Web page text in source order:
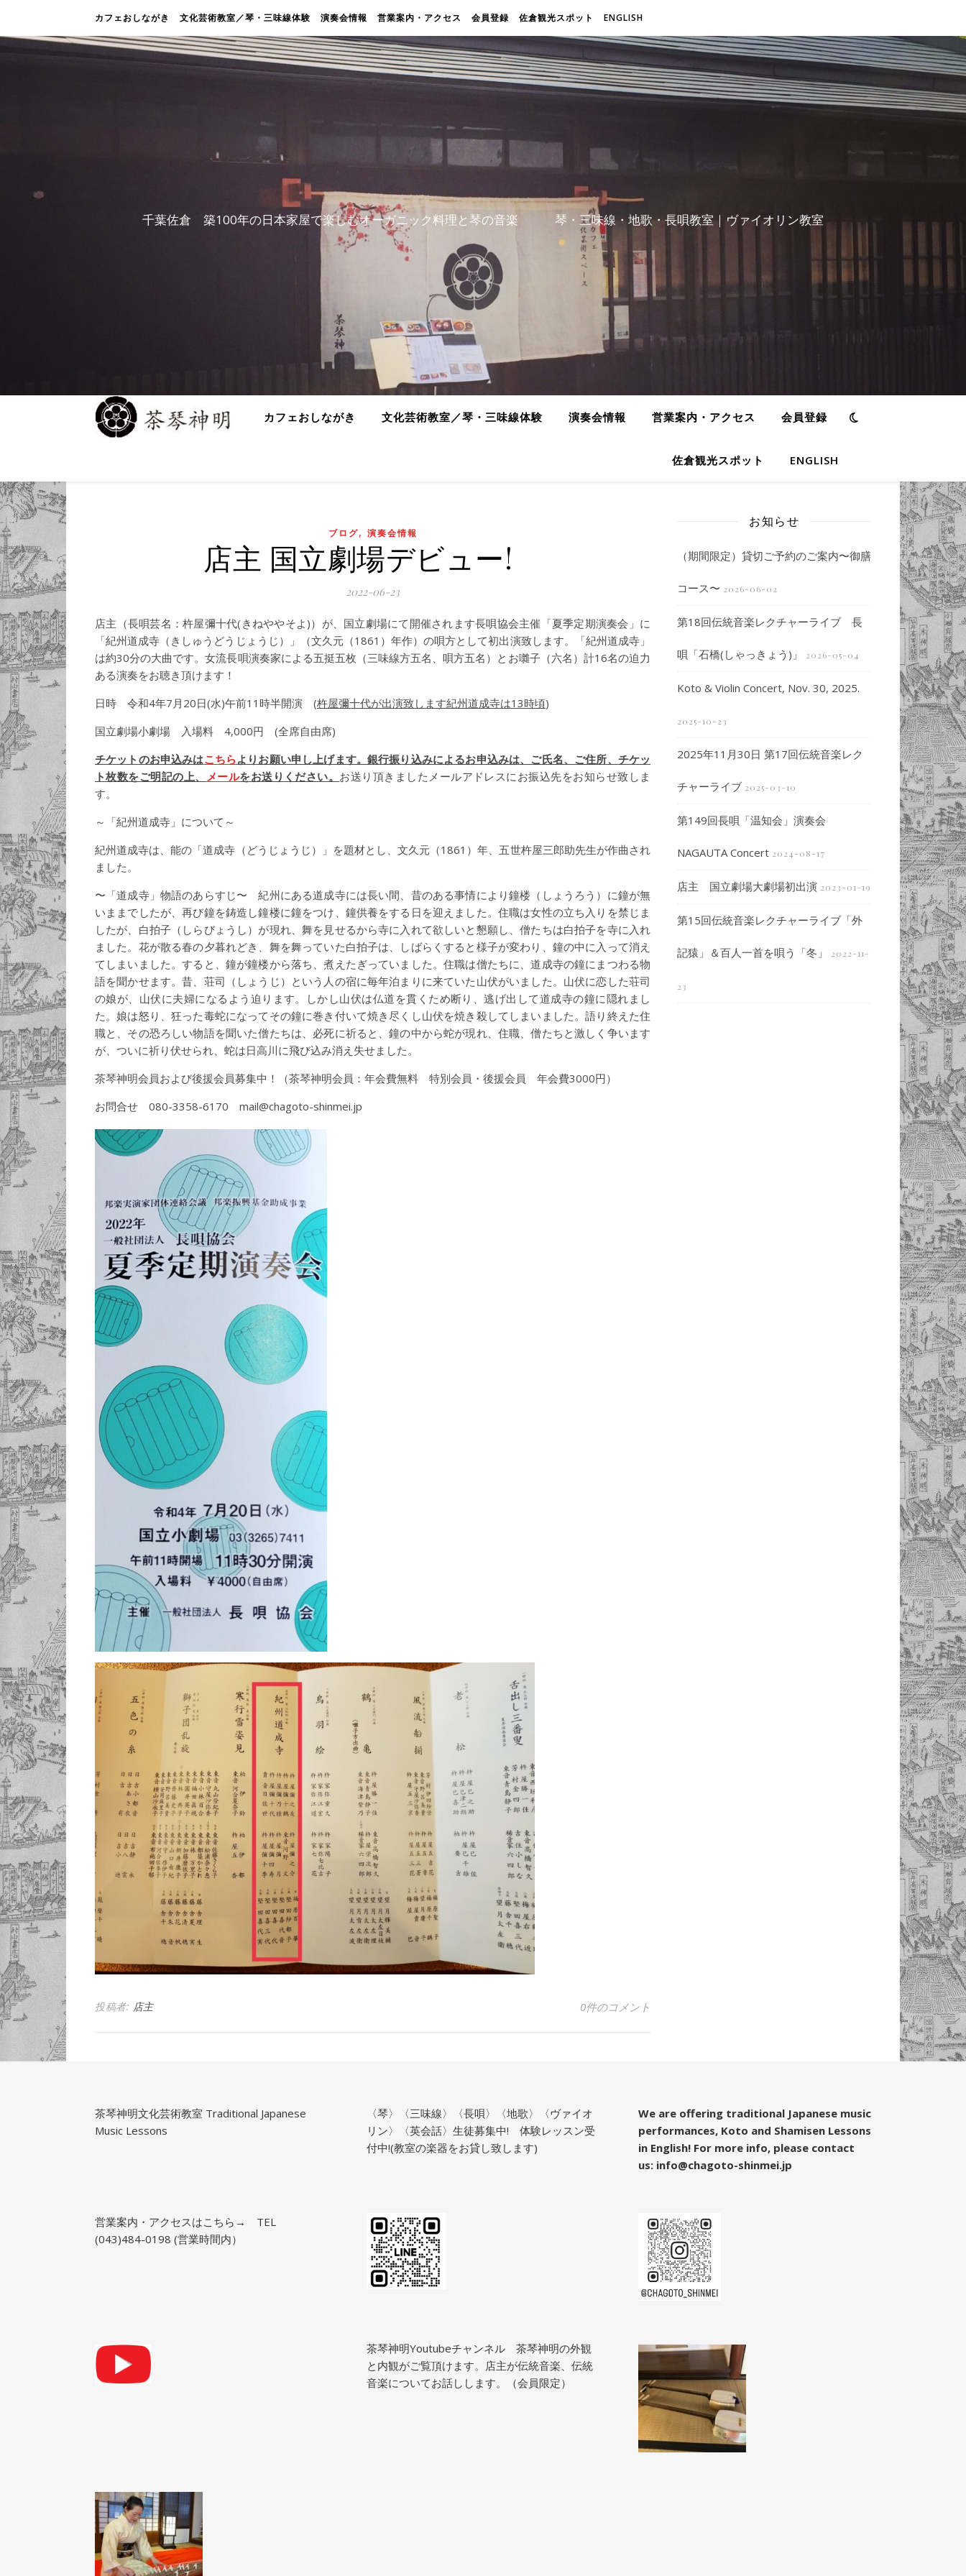
カフェおしながき 文化芸術教室／琴・三味線体験 演奏会情報 営業案内・アクセス 会員登録 佐倉観光スポット ENGLISH
千葉佐倉 築100年の日本家屋で楽しむオーガニック料理と琴の音楽 琴・三味線・地歌・長唄教室｜ヴァイオリン教室
カフェおしながき 文化芸術教室／琴・三味線体験 演奏会情報 営業案内・アクセス 会員登録
佐倉観光スポット ENGLISH
ブログ, 演奏会情報
店主 国立劇場デビュー!
2022-06-23
店主（長唄芸名：杵屋彌十代(きねややそよ)）が、国立劇場にて開催されます長唄協会主催「夏季定期演奏会」に
「紀州道成寺（きしゅうどうじょうじ）」（文久元（1861）年作）の唄方として初出演致します。「紀州道成寺」
は約30分の大曲です。女流長唄演奏家による五挺五枚（三味線方五名、唄方五名）とお囃子（六名）計16名の迫力
ある演奏をお聴き頂けます！
日時 令和4年7月20日(水)午前11時半開演 (杵屋彌十代が出演致します紀州道成寺は13時頃)
国立劇場小劇場 入場料 4,000円 (全席自由席)
チケットのお申込みはこちらよりお願い申し上げます。銀行振り込みによるお申込みは、ご氏名、ご住所、チケッ
ト枚数をご明記の上、 メールをお送りください。 お送り頂きましたメールアドレスにお振込先をお知らせ致しま
す。
～「紀州道成寺」について～
紀州道成寺は、能の「道成寺（どうじょうじ）」を題材とし、文久元（1861）年、五世杵屋三郎助先生が作曲され
ました。
〜「道成寺」物語のあらすじ〜 紀州にある道成寺には長い間、昔のある事情により鐘楼（しょうろう）に鐘が無
いままでしたが、再び鐘を鋳造し鐘楼に鐘をつけ、鐘供養をする日を迎えました。住職は女性の立ち入りを禁じま
したが、白拍子（しらびょうし）が現れ、舞を見せるから寺に入れて欲しいと懇願し、僧たちは白拍子を寺に入れ
ました。花が散る春の夕暮れどき、舞を舞っていた白拍子は、しばらくすると様子が変わり、鐘の中に入って消え
てしまいました。すると、鐘が鐘楼から落ち、煮えたぎっていました。住職は僧たちに、道成寺の鐘にまつわる物
語を聞かせます。昔、荘司（しょうじ）という人の宿に毎年泊まりに来ていた山伏がいました。山伏に恋した荘司
の娘が、山伏に夫婦になるよう迫ります。しかし山伏は仏道を貫くため断り、逃げ出して道成寺の鐘に隠れまし
た。娘は怒り、狂った毒蛇になってその鐘に巻き付いて焼き尽くし山伏を焼き殺してしまいました。語り終えた住
職と、その恐ろしい物語を聞いた僧たちは、必死に祈ると、鐘の中から蛇が現れ、住職、僧たちと激しく争います
が、ついに祈り伏せられ、蛇は日高川に飛び込み消え失せました。
茶琴神明会員および後援会員募集中！（茶琴神明会員：年会費無料 特別会員・後援会員 年会費3000円）
お問合せ 080-3358-6170 mail@chagoto-shinmei.jp
投稿者: 店主 0件のコメント
お知らせ
（期間限定）貸切ご予約のご案内〜御膳
コース〜 2026-06-02
第18回伝統音楽レクチャーライブ 長
唄「石橋(しゃっきょう)」 2026-05-04
Koto & Violin Concert, Nov. 30, 2025.
2025-10-23
2025年11月30日 第17回伝統音楽レク
チャーライブ 2025-03-10
第149回長唄「温知会」演奏会
NAGAUTA Concert 2024-08-17
店主 国立劇場大劇場初出演 2023-01-19
第15回伝統音楽レクチャーライブ「外
記猿」＆百人一首を唄う「冬」 2022-11-
23
茶琴神明文化芸術教室 Traditional Japanese
Music Lessons
〈琴〉〈三味線〉〈長唄〉〈地歌〉〈ヴァイオ
リン〉〈英会話〉生徒募集中! 体験レッスン受
付中!(教室の楽器をお貸し致します)
We are offering traditional Japanese music
performances, Koto and Shamisen Lessons
in English! For more info, please contact
us: info@chagoto-shinmei.jp
営業案内・アクセスはこちら→
TEL
(043)484-0198 (営業時間内）
茶琴神明Youtubeチャンネル 茶琴神明の外観
と内観がご覧頂けます。店主が伝統音楽、伝統
音楽についてお話しします。（会員限定）